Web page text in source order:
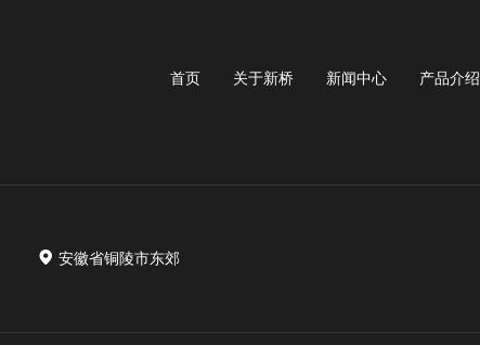
首页 关于新桥 新闻中心 产品介绍
安徽省铜陵市东郊